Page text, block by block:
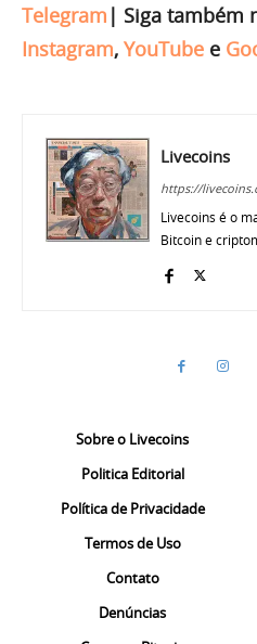
Telegram | Siga também
Instagram, YouTube e
Livecoins
https://
Livecoins é o
Bitcoin e
Sobre o Livecoins
Politica Editorial
Política de Privacidade
Termos de Uso
Contato
Denúncias